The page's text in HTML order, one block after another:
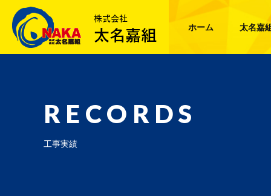
ホーム 太名嘉
RECORDS
工事実績